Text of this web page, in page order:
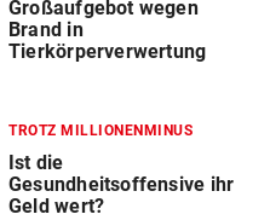
Großaufgebot wegen
Brand in
Tierkörperverwertung
TROTZ MILLIONENMINUS
Ist die
Gesundheitsoffensive ihr
Geld wert?